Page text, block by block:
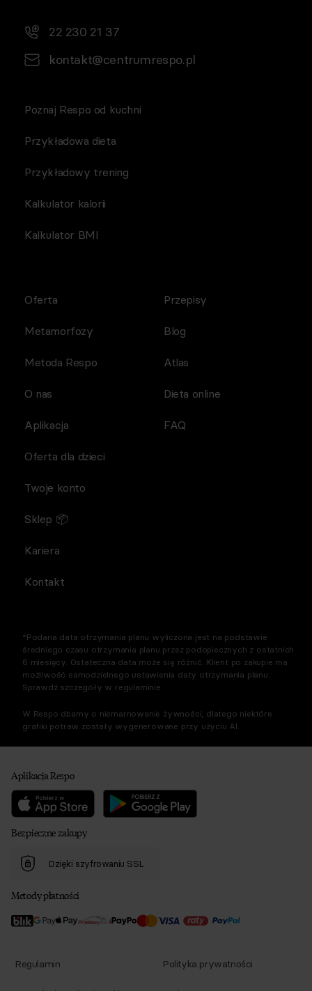
22 230 21 37
kontakt@centrumrespo.pl
Poznaj Respo od kuchni
Przykładowa dieta
Przykładowy trening
Kalkulator kalorii
Kalkulator BMI
Oferta
Metamorfozy
Metoda Respo
O nas
Aplikacja
Przepisy
Blog
Atlas
Dieta online
FAQ
Oferta dla dzieci
Twoje konto
Sklep 📦
Kariera
Kontakt
*Podana data otrzymania planu wyliczona jest na podstawie
średniego czasu otrzymania planu przez podopiecznych z ostatnich
6 miesięcy. Ostateczna data może się różnić. Klient po zakupie ma
możliwość samodzielnego ustawienia daty otrzymania planu.
Sprawdź szczegóły w regulaminie.
W Respo dbamy o niemarnowanie żywności, dlatego niektóre
grafiki potraw zostały wygenerowane przy użyciu AI.
Aplikacja Respo
Bezpieczne zakupy
Dzięki szyfrowaniu SSL
Metody płatności
Regulamin Polityka prywatności